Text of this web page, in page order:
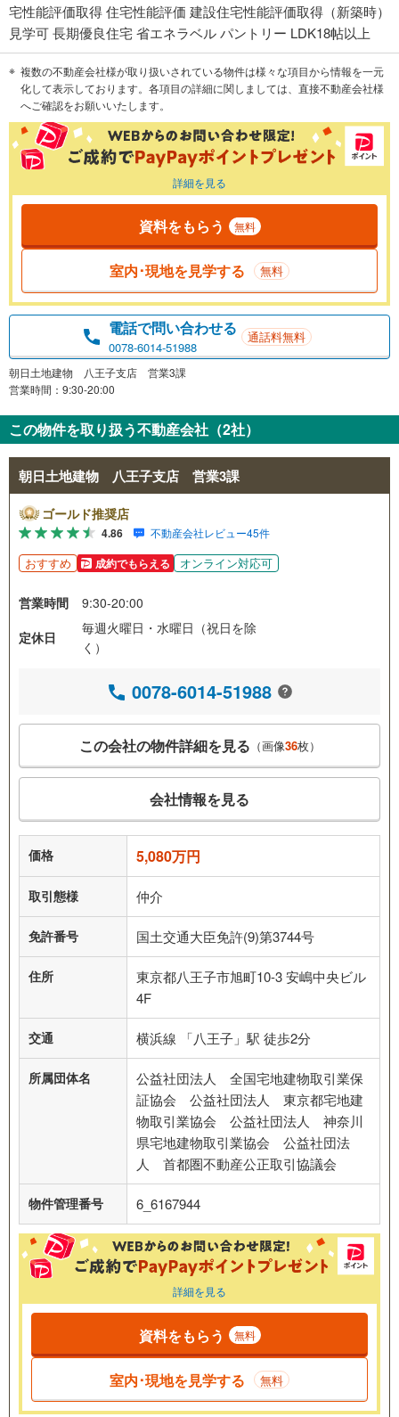
宅性能評価取得 住宅性能評価 建設住宅性能評価取得（新築時）
見学可 長期優良住宅 省エネラベル パントリー LDK18帖以上
複数の不動産会社様が取り扱いされている物件は様々な項目から情報を一元
化して表示しております。各項目の詳細に関しましては、直接不動産会社様
へご確認をお願いいたします。
詳細を見る
資料をもらう 無料
室内･現地を見学する 無料
電話で問い合わせる
0078-6014-51988
通話料無料
朝日土地建物 八王子支店 営業3課
営業時間：9:30-20:00
この物件を取り扱う不動産会社（2社）
朝日土地建物 八王子支店 営業3課
ゴールド推奨店
4.86 不動産会社レビュー45件
おすすめ 成約でもらえる オンライン対応可
営業時間
9:30-20:00
定休日
毎週火曜日・水曜日（祝日を除
く）
0078-6014-51988
この会社の物件詳細を見る （画像36枚）
会社情報を見る
価格 5,080万円
取引態様 仲介
免許番号 国土交通大臣免許(9)第3744号
住所
東京都八王子市旭町10-3 安嶋中央ビル
4F
交通 横浜線 「八王子」駅 徒歩2分
所属団体名
公益社団法人 全国宅地建物取引業保
証協会 公益社団法人 東京都宅地建
物取引業協会 公益社団法人 神奈川
県宅地建物取引業協会 公益社団法
人 首都圏不動産公正取引協議会
物件管理番号 6_6167944
詳細を見る
資料をもらう 無料
室内･現地を見学する 無料